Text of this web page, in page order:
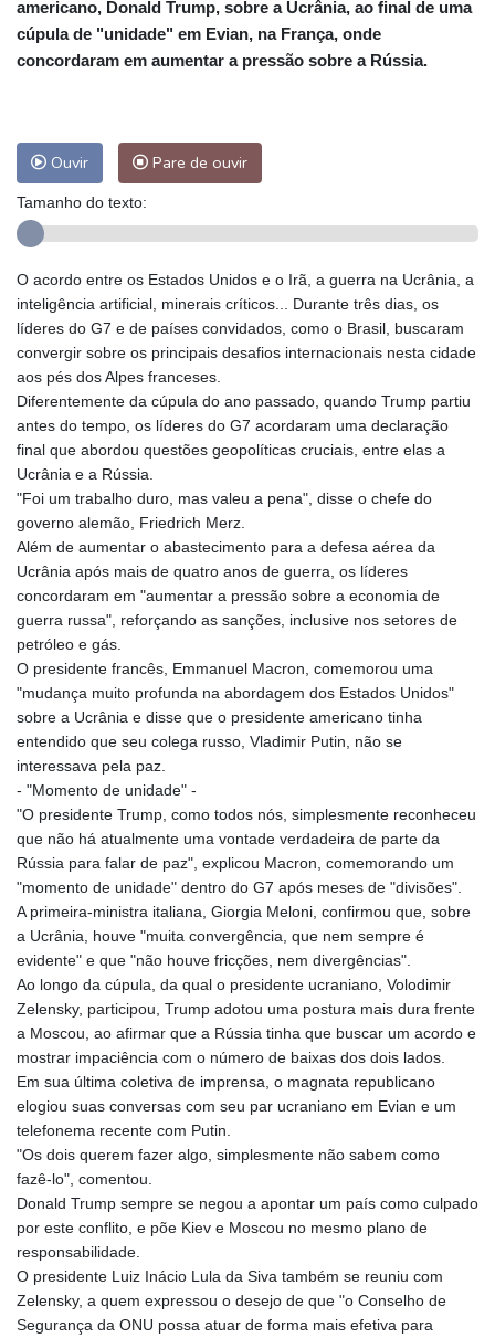
americano, Donald Trump, sobre a Ucrânia, ao final de uma
cúpula de "unidade" em Evian, na França, onde
concordaram em aumentar a pressão sobre a Rússia.
Ouvir Pare de ouvir
Tamanho do texto:
O acordo entre os Estados Unidos e o Irã, a guerra na Ucrânia, a
inteligência artificial, minerais críticos... Durante três dias, os
líderes do G7 e de países convidados, como o Brasil, buscaram
convergir sobre os principais desafios internacionais nesta cidade
aos pés dos Alpes franceses.
Diferentemente da cúpula do ano passado, quando Trump partiu
antes do tempo, os líderes do G7 acordaram uma declaração
final que abordou questões geopolíticas cruciais, entre elas a
Ucrânia e a Rússia.
"Foi um trabalho duro, mas valeu a pena", disse o chefe do
governo alemão, Friedrich Merz.
Além de aumentar o abastecimento para a defesa aérea da
Ucrânia após mais de quatro anos de guerra, os líderes
concordaram em "aumentar a pressão sobre a economia de
guerra russa", reforçando as sanções, inclusive nos setores de
petróleo e gás.
O presidente francês, Emmanuel Macron, comemorou uma
"mudança muito profunda na abordagem dos Estados Unidos"
sobre a Ucrânia e disse que o presidente americano tinha
entendido que seu colega russo, Vladimir Putin, não se
interessava pela paz.
- "Momento de unidade" -
"O presidente Trump, como todos nós, simplesmente reconheceu
que não há atualmente uma vontade verdadeira de parte da
Rússia para falar de paz", explicou Macron, comemorando um
"momento de unidade" dentro do G7 após meses de "divisões".
A primeira-ministra italiana, Giorgia Meloni, confirmou que, sobre
a Ucrânia, houve "muita convergência, que nem sempre é
evidente" e que "não houve fricções, nem divergências".
Ao longo da cúpula, da qual o presidente ucraniano, Volodimir
Zelensky, participou, Trump adotou uma postura mais dura frente
a Moscou, ao afirmar que a Rússia tinha que buscar um acordo e
mostrar impaciência com o número de baixas dos dois lados.
Em sua última coletiva de imprensa, o magnata republicano
elogiou suas conversas com seu par ucraniano em Evian e um
telefonema recente com Putin.
"Os dois querem fazer algo, simplesmente não sabem como
fazê-lo", comentou.
Donald Trump sempre se negou a apontar um país como culpado
por este conflito, e põe Kiev e Moscou no mesmo plano de
responsabilidade.
O presidente Luiz Inácio Lula da Siva também se reuniu com
Zelensky, a quem expressou o desejo de que "o Conselho de
Segurança da ONU possa atuar de forma mais efetiva para